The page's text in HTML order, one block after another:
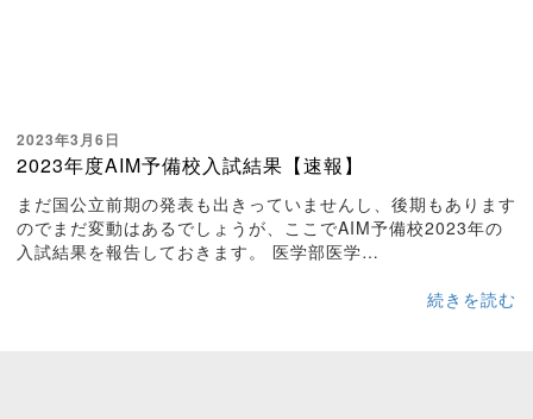
2023年3月6日
2023年度AIM予備校入試結果【速報】
まだ国公立前期の発表も出きっていませんし、後期もあります
のでまだ変動はあるでしょうが、ここでAIM予備校2023年の
入試結果を報告しておきます。 医学部医学…
続きを読む